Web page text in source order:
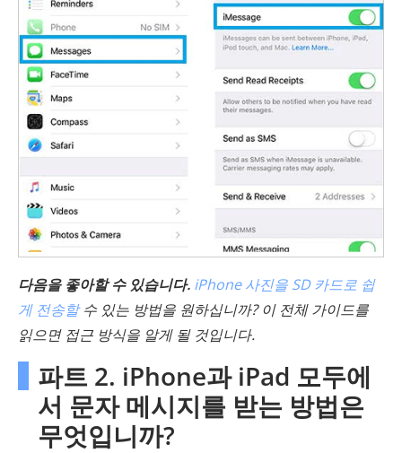
다음을 좋아할 수 있습니다. iPhone 사진을 SD 카드로 쉽
게 전송할수 있는 방법을 원하십니까? 이 전체 가이드를
읽으면 접근 방식을 알게 될 것입니다.
파트 2. iPhone과 iPad 모두에
서 문자 메시지를 받는 방법은
무엇입니까?